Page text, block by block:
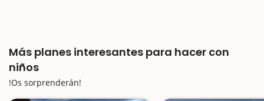
Más planes interesantes para hacer con
niños
!Os sorprenderán!